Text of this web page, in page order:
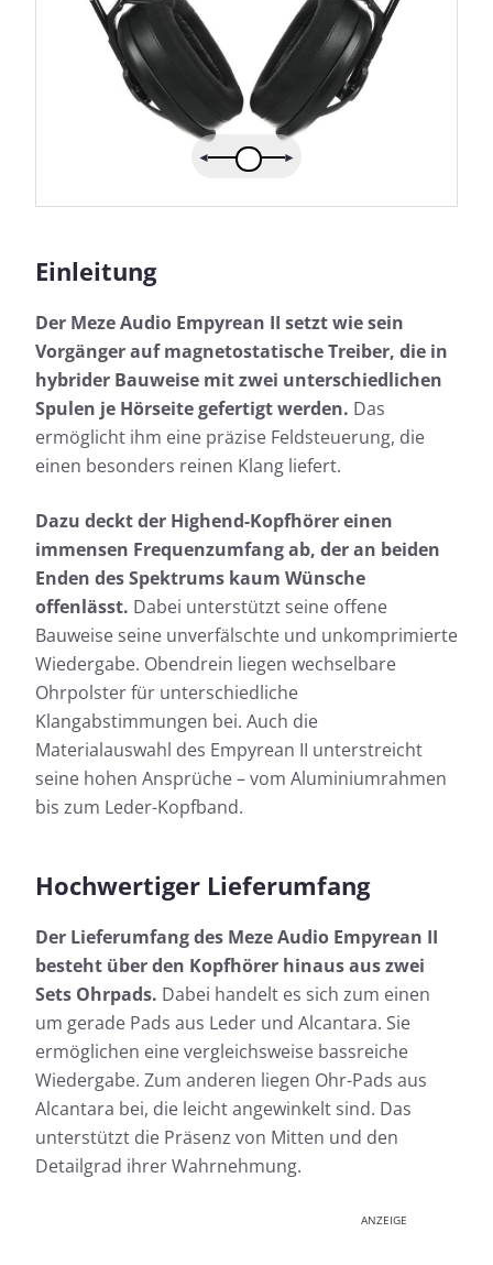
Einleitung
Der Meze Audio Empyrean II setzt wie sein
Vorgänger auf magnetostatische Treiber, die in
hybrider Bauweise mit zwei unterschiedlichen
Spulen je Hörseite gefertigt werden. Das
ermöglicht ihm eine präzise Feldsteuerung, die
einen besonders reinen Klang liefert.
Dazu deckt der Highend-Kopfhörer einen
immensen Frequenzumfang ab, der an beiden
Enden des Spektrums kaum Wünsche
offenlässt. Dabei unterstützt seine offene
Bauweise seine unverfälschte und unkomprimierte
Wiedergabe. Obendrein liegen wechselbare
Ohrpolster für unterschiedliche
Klangabstimmungen bei. Auch die
Materialauswahl des Empyrean II unterstreicht
seine hohen Ansprüche – vom Aluminiumrahmen
bis zum Leder-Kopfband.
Hochwertiger Lieferumfang
Der Lieferumfang des Meze Audio Empyrean II
besteht über den Kopfhörer hinaus aus zwei
Sets Ohrpads. Dabei handelt es sich zum einen
um gerade Pads aus Leder und Alcantara. Sie
ermöglichen eine vergleichsweise bassreiche
Wiedergabe. Zum anderen liegen Ohr-Pads aus
Alcantara bei, die leicht angewinkelt sind. Das
unterstützt die Präsenz von Mitten und den
Detailgrad ihrer Wahrnehmung.
ANZEIGE